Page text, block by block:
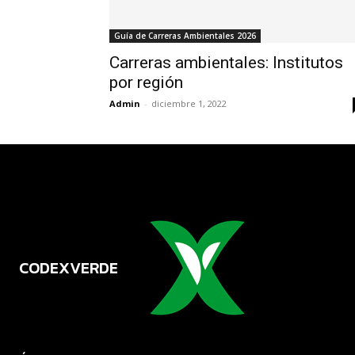
Guía de Carreras Ambientales 2026
Carreras ambientales: Institutos
por región
Admin - diciembre 1, 2022
CODEXVERDE